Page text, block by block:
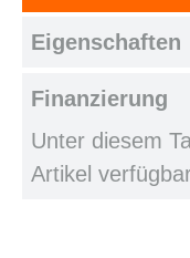
Eigenschaften
Finanzierung
Unter diesem
Artikel